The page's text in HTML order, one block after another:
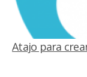
Atajo para